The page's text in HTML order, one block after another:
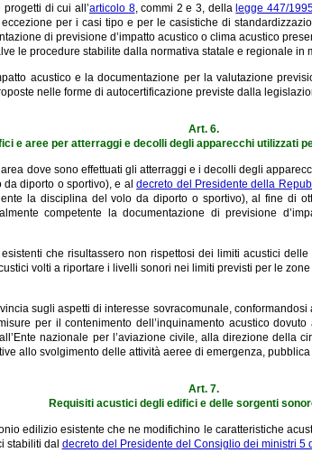
progetti di cui all’articolo 8, commi 2 e 3, della legge 447/
per i casi tipo e per le casistiche di
di previsione d’impatto acustico o clima acustico
le procedure stabilite dalla normativa statale e regionale in
acustico e la documentazione per la valutazione
nelle forme di autocertificazione previste dalla
Art. 6.
e aree per atterraggi e decolli degli apparecchi utilizzati
dove sono effettuati gli atterraggi e i decolli degli
da diporto o sportivo), e aldecreto del Presidente della
la disciplina del volo da diporto o sportivo), al fine di
competente la documentazione di previsione
che risultassero non rispettosi dei limiti acustici
volti a riportare i livelli sonori nei limiti previsti per le
sugli aspetti di interesse sovracomunale,
per il contenimento dell’inquinamento acustico dovuto
nazionale per l’aviazione civile, alla direzione della
allo svolgimento delle attività aeree di emergenza,
Art. 7.
Requisiti acustici degli edifici e delle sorgenti
edilizio esistente che ne modifichino le caratteristiche
stabiliti dal decreto del Presidente del Consiglio dei ministri 5